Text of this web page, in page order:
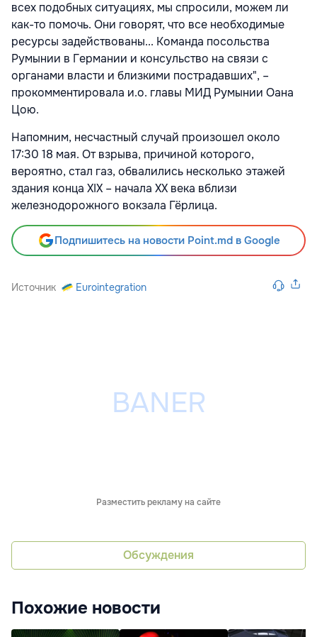
всех подобных ситуациях, мы спросили, можем ли
как-то помочь. Они говорят, что все необходимые
ресурсы задействованы... Команда посольства
Румынии в Германии и консульство на связи с
органами власти и близкими пострадавших", –
прокомментировала и.о. главы МИД Румынии Оана
Цою.
Напомним, несчастный случай произошел около
17:30 18 мая. От взрыва, причиной которого,
вероятно, стал газ, обвалились несколько этажей
здания конца XIX – начала XX века вблизи
железнодорожного вокзала Гёрлица.
Подпишитесь на новости Point.md в Google
Источник Eurointegration
Разместить рекламу на сайте
Обсуждения
Похожие новости